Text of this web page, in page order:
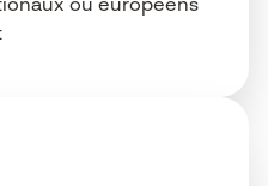
ou européens